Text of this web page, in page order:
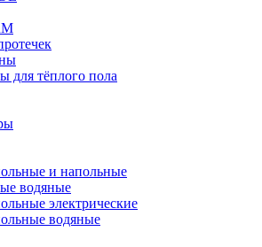
для тёплого пола
и напольные
водяные
электрические
водяные